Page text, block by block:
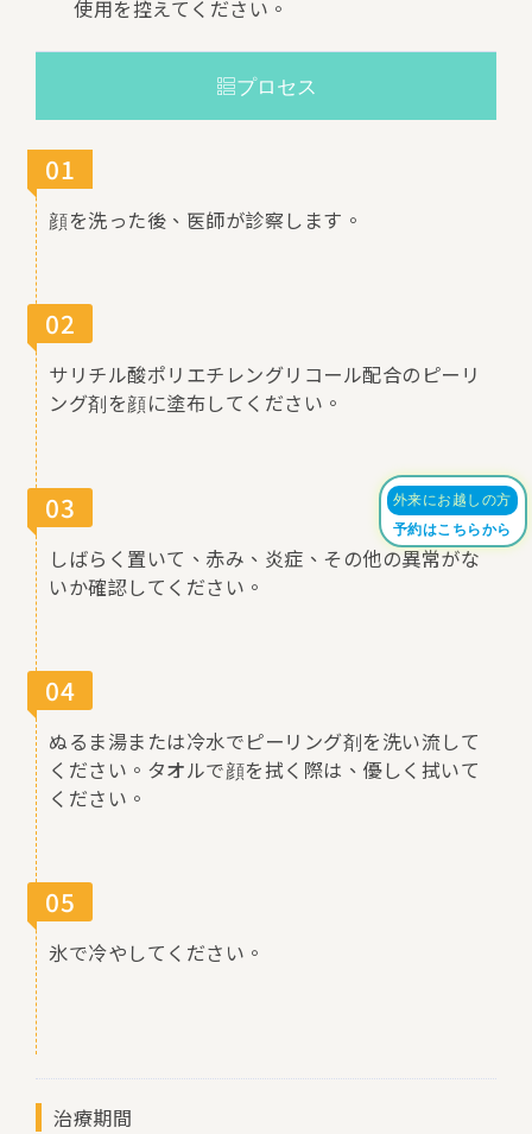
使用を控えてください。
プロセス
01
顔を洗った後、医師が診察します。
02
サリチル酸ポリエチレングリコール配合のピーリ
ング剤を顔に塗布してください。
03
しばらく置いて、赤み、炎症、その他の異常がな
いか確認してください。
04
ぬるま湯または冷水でピーリング剤を洗い流して
ください。タオルで顔を拭く際は、優しく拭いて
ください。
05
氷で冷やしてください。
治療期間
外来にお越しの方
予約はこちらから